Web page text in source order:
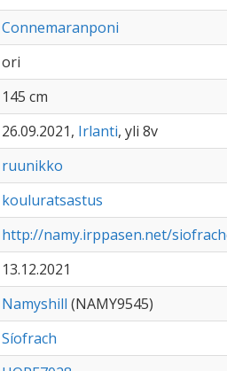
Connemaranponi
ori
145 cm
26.09.2021, Irlanti, yli 8v
ruunikko
kouluratsastus
http://namy.irppasen.net/
13.12.2021
Namyshill (NAMY9545)
Síofrach